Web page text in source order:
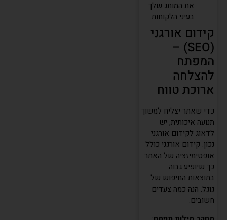
את המותג שלך
בעיני הלקוחות.
קידום אורגני
(SEO) –
המפתח
להצלחה
ארוכת טווח
כדי שאתר יצליח למשוך
תנועה איכותית, יש
לדאוג לקידום אורגני
נכון. קידום אורגני כולל
אופטימיזציה של האתר
כך שיופיע גבוה
בתוצאות החיפוש של
גוגל. הנה כמה צעדים
חשובים: